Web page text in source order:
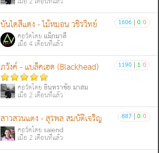
1606 | 0/0
บันไดสีแดง - ไม้หมอน วชิรวิทย์
คอร์ดโดย แม็กมาลี
เมื่อ 4 เดือนที่แล้ว
1190 | 1/0
ภวังค์ - แบล็คเฮด (Blackhead)
คอร์ดโดยอินทราชัย มาสม
เมื่อ 2 เดือนที่แล้ว
887 | 0/0
สาวสวนแตง - สุรพล สมบัติเจริญ
คอร์ดโดย saiend
เมื่อ 2 เดือนที่แล้ว